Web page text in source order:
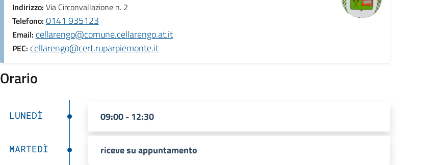
Indirizzo: Via Circonvallazione n. 2
Telefono: 0141 935123
Email: cellarengo@comune.cellarengo.at.it
PEC: cellarengo@cert.ruparpiemonte.it
Orario
LUNEDÌ 09:00 - 12:30
MARTEDÌ riceve su appuntamento